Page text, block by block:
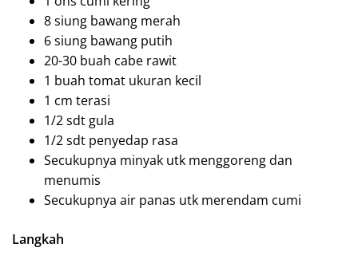
8 siung bawang merah
6 siung bawang putih
20-30 buah cabe rawit
1 buah tomat ukuran kecil
1 cm terasi
1/2 sdt gula
1/2 sdt penyedap rasa
Secukupnya minyak utk menggoreng dan
menumis
Secukupnya air panas utk merendam cumi
Langkah